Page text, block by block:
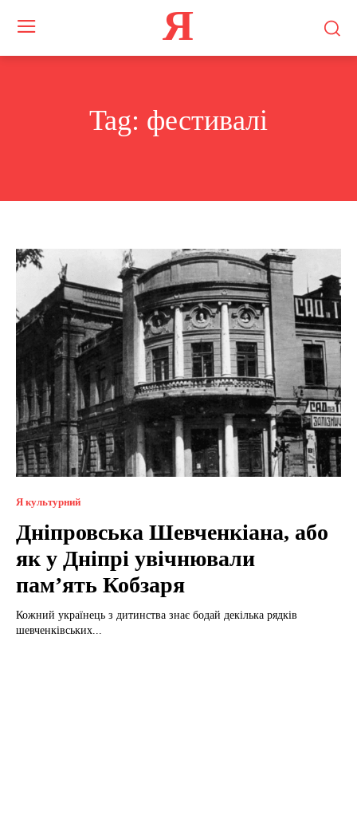
Я
Tag: фестивалі
Я культурний
Дніпровська Шевченкіана, або
як у Дніпрі увічнювали
пам’ять Кобзаря
Кожний українець з дитинства знає бодай декілька рядків
шевченківських...